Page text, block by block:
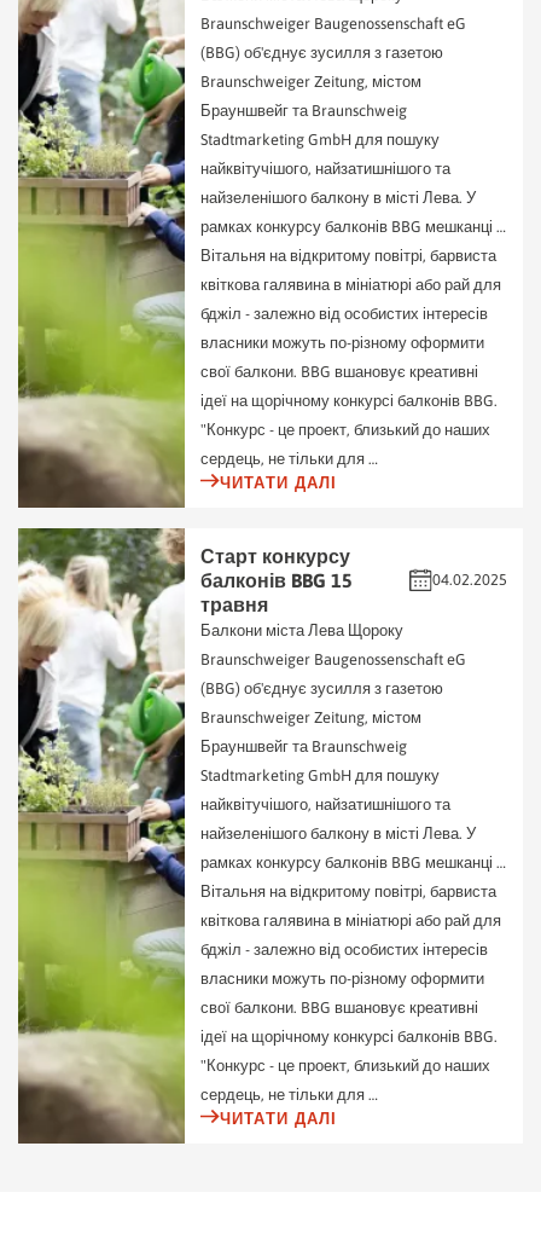
BBG Senior Residences.
Житло з підтримкою
Індивідуальна підтримка в повсякденному житті.
Гостьові квартири
Комфортне тимчасове проживання.
Наше житло
Наші 11 районів з першого погляду
FAQ / Завантаження
Все, що вам потрібно знати.
Швидко та легко визначте дохідність вашої фіксованої
інвестиції:
Сума вашої інвестиції: Бажаний термін:
BBG Journal
Завжди добре поінформований.
Волонтерство в BBG
Спільнота створюється разом!
Мобільність у районі
Просто на ходу.
Переживайте більше разом.
Співробітники BBG
Команда BBG представляється.
Культура / Соціальні зобов'язання
Більше, ніж просто жити.
Преса / зв'язки з громадськістю
Новини від BBG.
Річні звіти
Останні новини
Ми будемо тримати вас в курсі подій.
ОСТАННІ НОВИНИ
АРХІВ
Беріть участь, а не просто бажайте.
Процедура проведення гібридних виборів
Як проголосувати.
Пояснювальні відео
Вся важлива інформація пояснюється в компактній формі.
Відповіді на ваші запитання
Часті запитання про вибори представників.
Виборчі округи
Ось як організовані виборчі округи ББГ.
Кандидатська форма
Надішліть свою заявку або пропозицію.
БАЛОТУЙТЕСЯ НА ПОСАДУ ЗАРАЗ
Захист даних
Інформація про обробку даних.
Braunschweiger Baugenossenschaft eG
(BBG) об'єднує зусилля з газетою
Braunschweiger Zeitung, містом
Брауншвейг та Braunschweig
Stadtmarketing GmbH для пошуку
найквітучішого, найзатишнішого та
найзеленішого балкону в місті Лева. У
рамках конкурсу балконів BBG мешканці …
Вітальня на відкритому повітрі, барвиста
квіткова галявина в мініатюрі або рай для
бджіл - залежно від особистих інтересів
власники можуть по-різному оформити
свої балкони. BBG вшановує креативні
ідеї на щорічному конкурсі балконів BBG.
"Конкурс - це проект, близький до наших
сердець, не тільки для …
ЧИТАТИ ДАЛІ
Старт конкурсу
балконів BBG 15
травня
04.02.2025
Балкони міста Лева Щороку
Braunschweiger Baugenossenschaft eG
(BBG) об'єднує зусилля з газетою
Braunschweiger Zeitung, містом
Брауншвейг та Braunschweig
Stadtmarketing GmbH для пошуку
найквітучішого, найзатишнішого та
найзеленішого балкону в місті Лева. У
рамках конкурсу балконів BBG мешканці …
Вітальня на відкритому повітрі, барвиста
квіткова галявина в мініатюрі або рай для
бджіл - залежно від особистих інтересів
власники можуть по-різному оформити
свої балкони. BBG вшановує креативні
ідеї на щорічному конкурсі балконів BBG.
"Конкурс - це проект, близький до наших
сердець, не тільки для …
ЧИТАТИ ДАЛІ